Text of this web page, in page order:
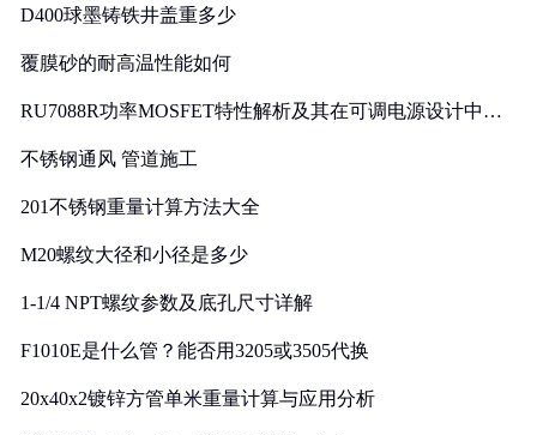
D400球墨铸铁井盖重多少
覆膜砂的耐高温性能如何
RU7088R功率MOSFET特性解析及其在可调电源设计中的
不锈钢通风 管道施工
201不锈钢重量计算方法大全
M20螺纹大径和小径是多少
1-1/4 NPT螺纹参数及底孔尺寸详解
F1010E是什么管？能否用3205或3505代换
20x40x2镀锌方管单米重量计算与应用分析